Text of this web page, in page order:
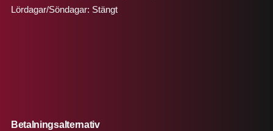
Lördagar/Söndagar: Stängt
Betalningsalternativ